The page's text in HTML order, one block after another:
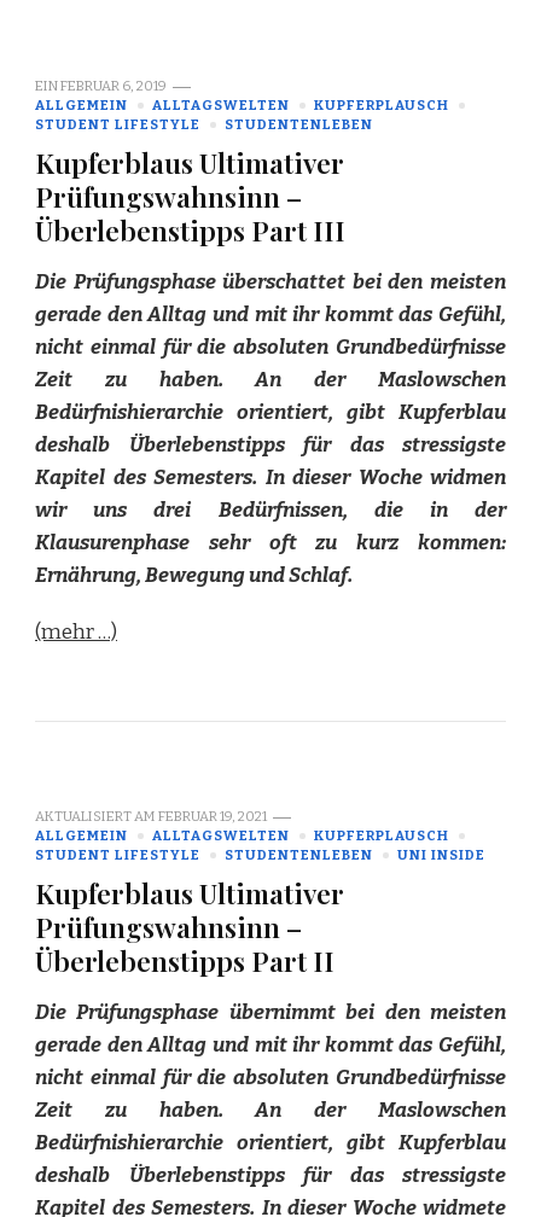
EINFEBRUAR 6, 2019
ALLGEMEIN
ALLTAGSWELTEN
KUPFERPLAUSCH
STUDENT LIFESTYLE
STUDENTENLEBEN
Kupferblaus Ultimativer
Prüfungswahnsinn –
Überlebenstipps Part III
Die Prüfungsphase überschattet bei den meisten
gerade den Alltag und mit ihr kommt das Gefühl,
nicht einmal für die absoluten Grundbedürfnisse
Zeit zu haben. An der Maslowschen
Bedürfnishierarchie orientiert, gibt Kupferblau
deshalb Überlebenstipps für das stressigste
Kapitel des Semesters. In dieser Woche widmen
wir uns drei Bedürfnissen, die in der
Klausurenphase sehr oft zu kurz kommen:
Ernährung, Bewegung und Schlaf.
(mehr …)
AKTUALISIERT AM FEBRUAR 19, 2021
ALLGEMEIN
ALLTAGSWELTEN
KUPFERPLAUSCH
STUDENT LIFESTYLE
STUDENTENLEBEN UNI INSIDE
Kupferblaus Ultimativer
Prüfungswahnsinn –
Überlebenstipps Part II
Die Prüfungsphase übernimmt bei den meisten
gerade den Alltag und mit ihr kommt das Gefühl,
nicht einmal für die absoluten Grundbedürfnisse
Zeit zu haben. An der Maslowschen
Bedürfnishierarchie orientiert, gibt Kupferblau
deshalb Überlebenstipps für das stressigste
Kapitel des Semesters. In dieser Woche widmete